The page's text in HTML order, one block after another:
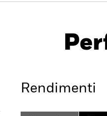
Rendimenti